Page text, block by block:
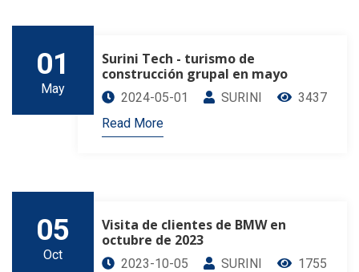
01
May
Surini Tech - turismo de
construcción grupal en mayo
2024-05-01 SURINI
3437
Read More
05
Oct
Visita de clientes de BMW en
octubre de 2023
2023-10-05 SURINI
1755